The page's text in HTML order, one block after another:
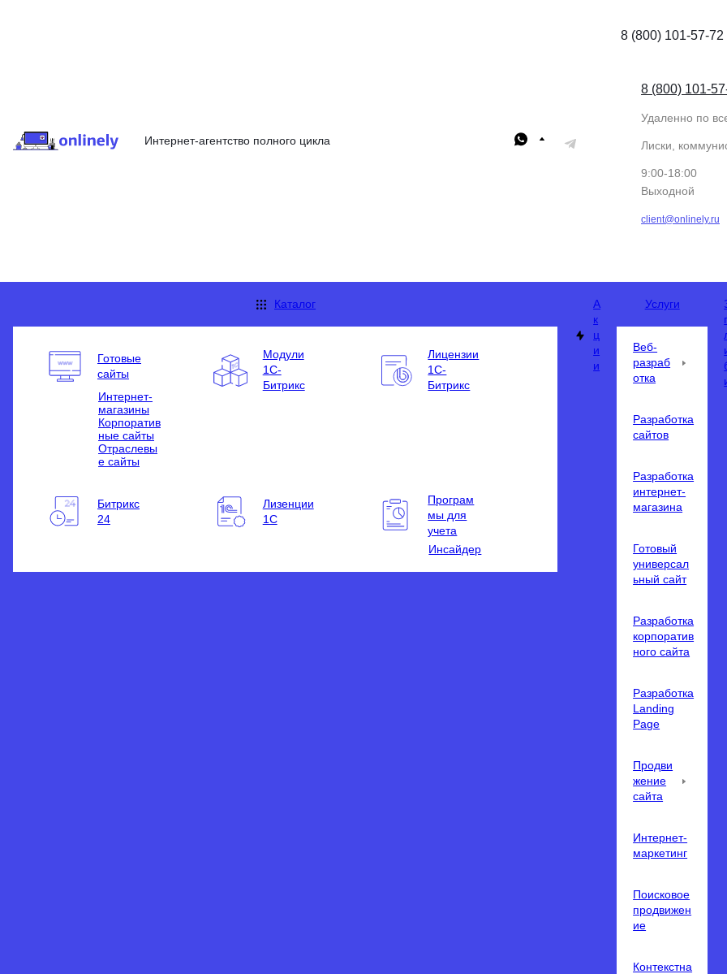
Интернет-агентство полного цикла
8 (800) 101-57-72
8 (800) 101-
Удаленно по
Лиски,
9:00-18:00
Выходной
client@onlinely.ru
Каталог
Готовые
сайты
Интернет-
магазины
Корпоратив
ные сайты
Отраслевы
е сайты
Модули
1С-
Битрикс
Лицензии
1С-
Битрикс
Битрикс
24
Лизенции
1С
Програм
мы для
учета
Инсайдер
А
к
ц
и
и
Услуги
Веб-
разраб
отка
Разработка
сайтов
Разработка
интернет-
магазина
Готовый
универсал
ьный сайт
Разработка
корпоратив
ного сайта
Разработка
Landing
Page
Продви
жение
сайта
Интернет-
маркетинг
Поисковое
продвижен
ие
Контекстна